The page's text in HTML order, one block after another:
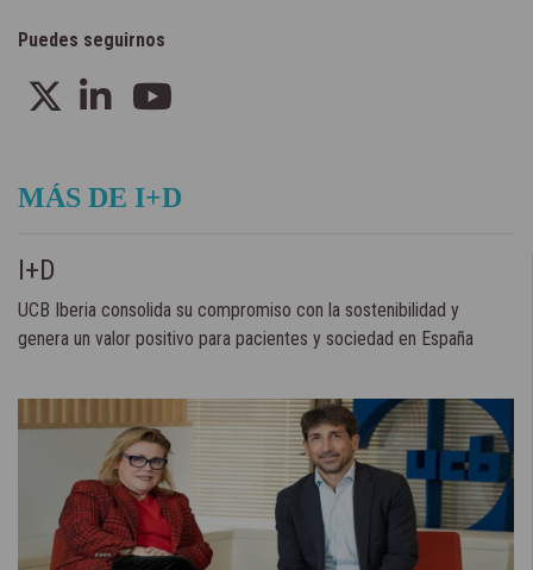
Puedes seguirnos
MÁS DE I+D
I+D
UCB Iberia consolida su compromiso con la sostenibilidad y
genera un valor positivo para pacientes y sociedad en España